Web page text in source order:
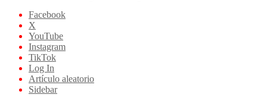
Facebook
X
YouTube
Instagram
TikTok
Log In
Artículo aleatorio
Sidebar